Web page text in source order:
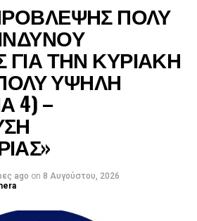
ΠΟΛΥ
ΓΙΑ ΤΗΝ ΚΥΡΙΑΚΗ
ΠΟΛΥ ΥΨΗΛΗ
4) –
ago on 8 Αυγούστου, 2026